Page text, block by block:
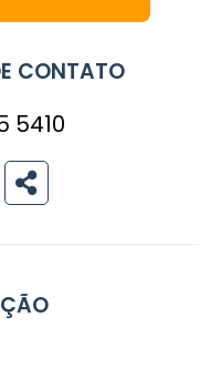
CONTATO
5410